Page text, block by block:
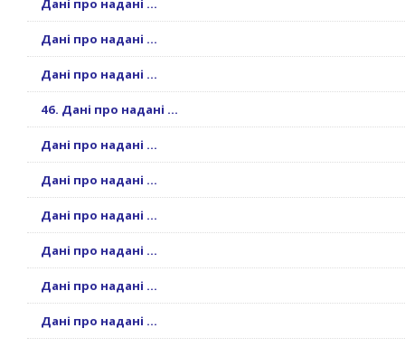
Дані про надані ...
Дані про надані ...
Дані про надані ...
46. Дані про надані ...
Дані про надані ...
Дані про надані ...
Дані про надані ...
Дані про надані ...
Дані про надані ...
Дані про надані ...